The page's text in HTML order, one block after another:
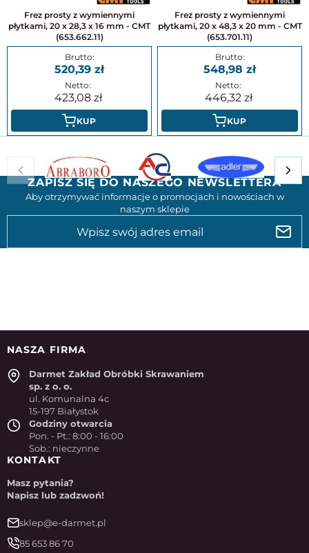
Frez prosty z wymiennymi
płytkami, 20 x 28,3 x 16 mm - CMT
(653.662.11)
520,39
423,08
KUP
Frez prosty z wymiennymi
płytkami, 20 x 48,3 x 20 mm - CMT
(653.701.11)
548,98
446,32
KUP
ZAPISZ SIĘ DO NASZEGO NEWSLETTERA
Aby otrzymywać informacje o promocjach i nowościach w
naszym sklepie
NASZA FIRMA
Darmet Zakład Obróbki Skrawaniem
sp. z o. o.
ul. Komunalna 4c
15-197 Białystok
Godziny otwarcia
Pon. - Pt.: 8:00 - 16:00
Sob.: nieczynne
KONTAKT
Masz pytania?
Napisz lub zadzwoń!
sklep@e-darmet.pl
85 653 86 70